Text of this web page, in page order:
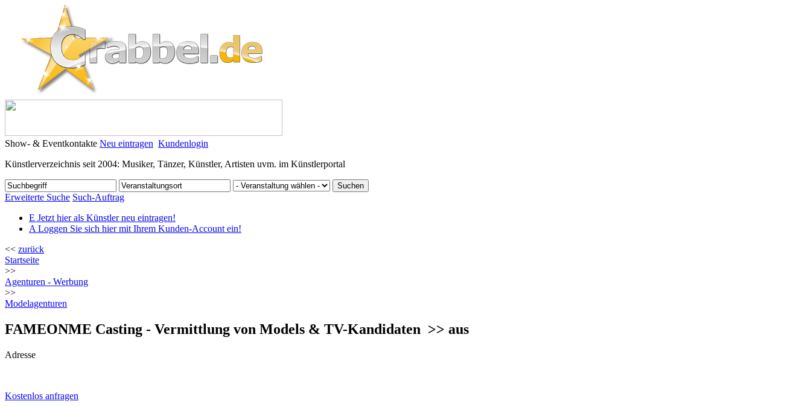
Show- & Eventkontakte Neu eintragen Kundenlogin
Künstlerverzeichnis seit 2004: Musiker, Tänzer, Künstler, Artisten uvm. im Künstlerportal
Erweiterte Suche Such-Auftrag
E Jetzt hier als Künstler neu eintragen!
A Loggen Sie sich hier mit Ihrem Kunden-Account ein!
<< zurück
Startseite
>>
Agenturen - Werbung
>>
Modelagenturen
FAMEONME Casting - Vermittlung von Models & TV-Kandidaten >> aus
Adresse
Kostenlos anfragen